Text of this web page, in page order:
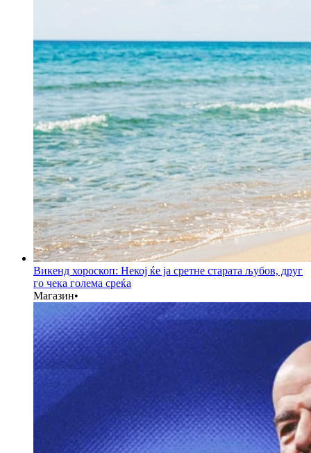
Викенд хороскоп: Некој ќе ја сретне старата љубов, друг
го чека голема среќа
Магазин•